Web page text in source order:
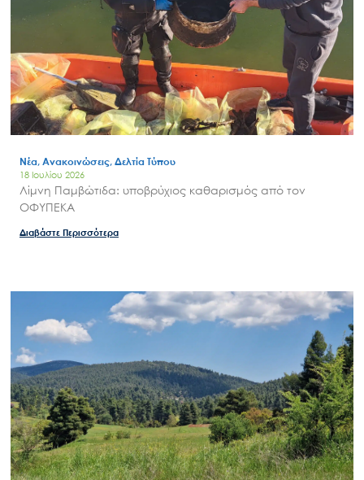
Νέα, Ανακοινώσεις, Δελτία Τύπου
18 Ιουλίου 2026
Λίμνη Παμβώτιδα: υποβρύχιος καθαρισμός από τον
ΟΦΥΠΕΚΑ
Διαβάστε Περισσότερα